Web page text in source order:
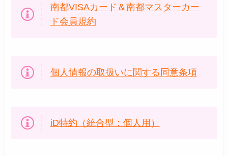
南都VISAカード＆南都マスターカー
ド会員規約
個人情報の取扱いに関する同意条項
iD特約（統合型：個人用）